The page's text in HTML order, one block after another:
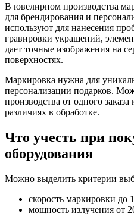
В ювелирном производства
для брендирования и
используют для нанесения
гравировки украшений,
дает точные изображения на
поверхностях.
Маркировка нужна для
персонализации подарков.
производства от одного
различиях в обработке.
Что учесть при
оборудования
Можно выделить критерии
скорость маркировки до
мощность излучения от